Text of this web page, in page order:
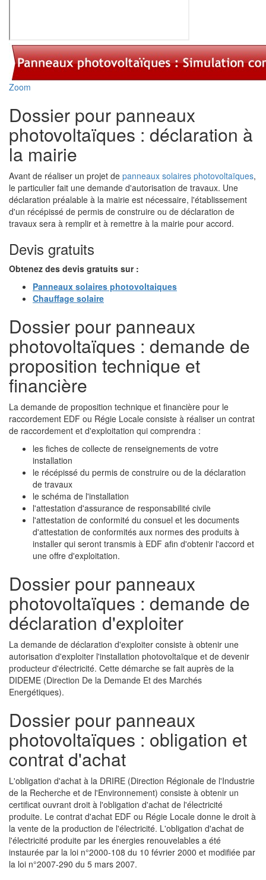
Zoom
Dossier pour panneaux
photovoltaïques : déclaration à
la mairie
Avant de réaliser un projet de panneaux solaires photovoltaïques,
le particulier fait une demande d'autorisation de travaux. Une
déclaration préalable à la mairie est nécessaire, l'établissement
d'un récépissé de permis de construire ou de déclaration de
travaux sera à remplir et à remettre à la mairie pour accord.
Devis gratuits
Obtenez des devis gratuits sur :
Panneaux solaires photovoltaiques
Chauffage solaire
Dossier pour panneaux
photovoltaïques : demande de
proposition technique et
financière
La demande de proposition technique et financière pour le
raccordement EDF ou Régie Locale consiste à réaliser un contrat
de raccordement et d'exploitation qui comprendra :
les fiches de collecte de renseignements de votre
installation
le récépissé du permis de construire ou de la déclaration
de travaux
le schéma de l'installation
l'attestation d'assurance de responsabilité civile
l'attestation de conformité du consuel et les documents
d'attestation de conformités aux normes des produits à
installer qui seront transmis à EDF afin d'obtenir l'accord et
une offre d'exploitation.
Dossier pour panneaux
photovoltaïques : demande de
déclaration d'exploiter
La demande de déclaration d'exploiter consiste à obtenir une
autorisation d'exploiter l'installation photovoltaïque et de devenir
producteur d'électricité. Cette démarche se fait auprès de la
DIDEME (Direction De la Demande Et des Marchés
Energétiques).
Dossier pour panneaux
photovoltaïques : obligation et
contrat d'achat
L'obligation d'achat à la DRIRE (Direction Régionale de l'Industrie
de la Recherche et de l'Environnement) consiste à obtenir un
certificat ouvrant droit à l'obligation d'achat de l'électricité
produite. Le contrat d'achat EDF ou Régie Locale donne le droit à
la vente de la production de l'électricité. L'obligation d'achat de
l'électricité produite par les énergies renouvelables a été
instaurée par la loi n°2000-108 du 10 février 2000 et modifiée par
la loi n°2007-290 du 5 mars 2007.